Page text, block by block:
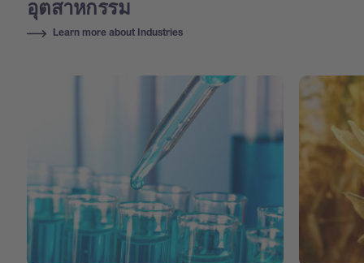
อุตสาหกรรม
Learn more about Industries